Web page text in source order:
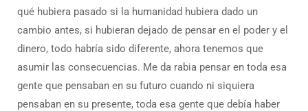
qué hubiera pasado si la humanidad hubiera dado un
cambio antes, si hubieran dejado de pensar en el poder y el
dinero, todo habría sido diferente, ahora tenemos que
asumir las consecuencias. Me da rabia pensar en toda esa
gente que pensaban en su futuro cuando ni siquiera
pensaban en su presente, toda esa gente que debía haber